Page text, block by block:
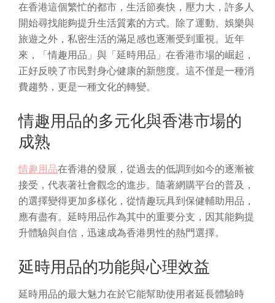
在香港這個繁忙的都市，生活節奏快，壓力大，許多人
開始尋找能夠提升生活質素的方式。除了運動、娛樂與
旅遊之外，私密生活的滿足感也逐漸受到重視。近年
來，「情趣用品」與「延時用品」在香港市場的崛起，
正好反映了市民對身心健康的新態度。這不僅是一種消
費趨勢，更是一種文化的轉變。
情趣用品的多元化與香港市場的
成熟
情趣用品在香港的發展，從過去的低調到如今的逐漸被
接受，代表著社會觀念的進步。隨著網購平台的普及，
的選擇變得更加多樣化，從情趣玩具到保健輔助用品，
應有盡有。延時用品作為其中的重要分支，因其能夠提
升體驗與自信，迅速成為香港男性的熱門選擇。
延時用品的功能與心理效益
延時用品的最大魅力在於它能幫助使用者延長體驗時